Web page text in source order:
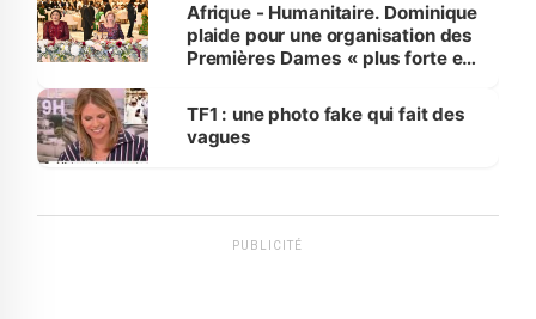
Afrique - Humanitaire. Dominique
plaide pour une organisation des
Premières Dames « plus forte et
sur la scène internationale »
TF1 : une photo fake qui fait des
vagues
PUBLICITÉ